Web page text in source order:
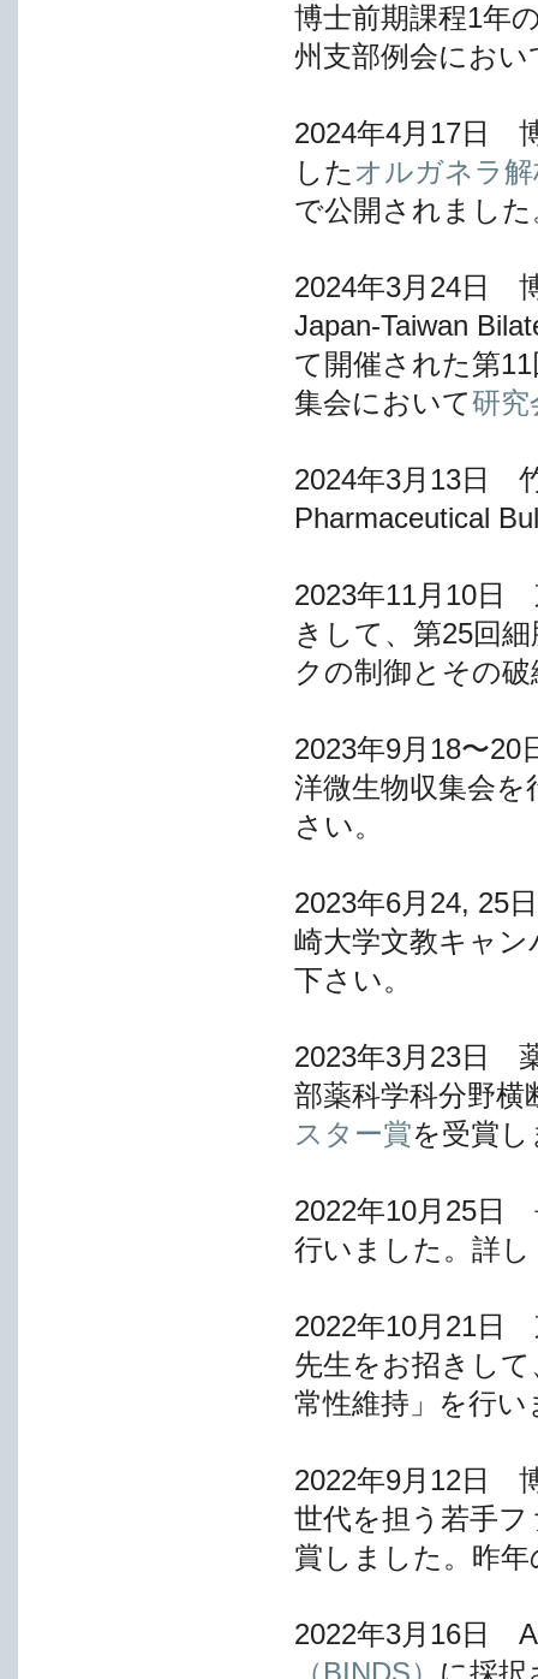
博士前期課程1年
州支部例会におい
2024年4月17日
したオルガネラ
で公開されました
2024年3月24日
Japan-Taiwan
て開催された第
集会において研究
2024年3月13日
Pharmaceutical
2023年11月10日
きして、第25回
クの制御とその
2023年9月18〜
洋微生物収集会
さい。
2023年6月24,
崎大学文教キャ
下さい。
2023年3月23日
部薬科学科分野
スター賞を受賞
2022年10月25日
行いました。詳
2022年10月21日
先生をお招きし
常性維持」を行い
2022年9月12日
世代を担う若手
賞しました。昨
2022年3月16日
（BINDS） に採択